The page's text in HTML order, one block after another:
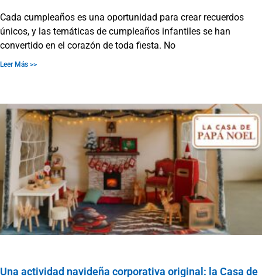
Cada cumpleaños es una oportunidad para crear recuerdos
únicos, y las temáticas de cumpleaños infantiles se han
convertido en el corazón de toda fiesta. No
Leer Más >>
Una actividad navideña corporativa original: la Casa de